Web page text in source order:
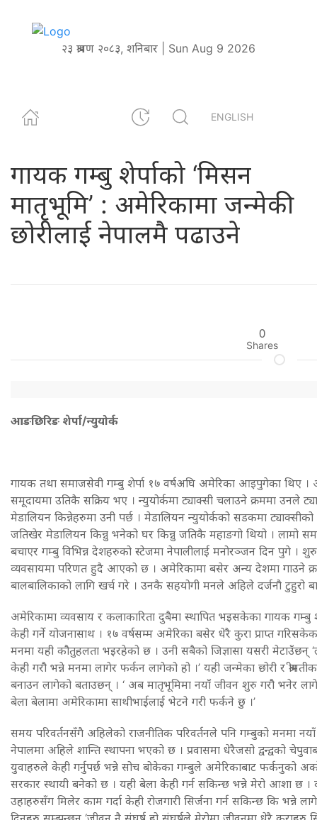
२३ श्रावण २०८३, शनिबार | Sun Aug 9 2026
ENGLISH
गायक गम्बु शेर्पाको ‘मिसन
मातृभूमि’ : अमेरिकामा जन्मेकी
छोरीलाई नेपालमै पढाउने
0
Shares
आङछिरिङ शेर्पा/न्युयोर्क
गायक तथा समाजसेवी गम्बु शेर्पा १७ वर्षअघि अमेरिका आइपुगेका थिए ।
समूदायमा उतिकै सक्रिय भए । न्युयोर्कमा ट्याक्सी चलाउने क्रममा उनले
मेडालियन किन्नेहरुमा उनी पर्छ । मेडालियन न्युयोर्कको सडकमा
जतिखेर मेडालियन किन्नु भनेको घर किन्नु जतिकै महाङगो थियो । लामो
बचाएर गम्बु विभिन्न देशहरुको स्टेजमा नेपालीलाई मनोरञ्जन दिन पुगे ।
व्यवसायमा परिणत हुदै आएको छ । अमेरिकामा बसेर अन्य देशमा गाउने
बालबालिकाको लागि खर्च गरे । उनकै सहयोगी मनले अहिले दर्जनौ टुहुरो
अमेरिकामा व्यवसाय र कलाकारिता दुबैमा स्थापित भइसकेका गायक गम्बु
केही गर्ने योजनासाथ । १७ वर्षसम्म अमेरिका बसेर धेरै कुरा प्राप्त
मनमा यही कौतुहलता भइरहेको छ । उनी सबैको जिज्ञासा यसरी
केही गरौ भन्ने मनमा लागेर फर्कन लागेको हो ।’ यही जन्मेका छोरी र
बनाउन लागेको बताउछन् । ‘ अब मातृभूमिमा नयाँ जीवन शुरु गरौ भनेर
बेला बेलामा अमेरिकामा साथीभाईलाई भेटने गरी फर्कने छु ।’
समय परिवर्तनसँगै अहिलेको राजनीतिक परिवर्तनले पनि गम्बुको मनमा
नेपालमा अहिले शान्ति स्थापना भएको छ । प्रवासमा धेरैजसो द्वन्द्वको
युवाहरुले केही गर्नुपर्छ भन्ने सोच बोकेका गम्बुले अमेरिकाबाट फर्कनुको
सरकार स्थायी बनेको छ । यही बेला केही गर्न सकिन्छ भन्ने मेरो आशा छ
उहाहरुसँग मिलेर काम गर्दा केही रोजगारी सिर्जना गर्न सकिन्छ कि भन्ने